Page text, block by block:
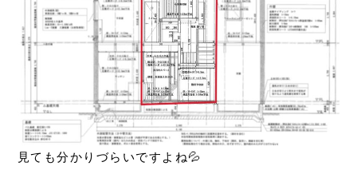
見ても分かりづらいですよね💦